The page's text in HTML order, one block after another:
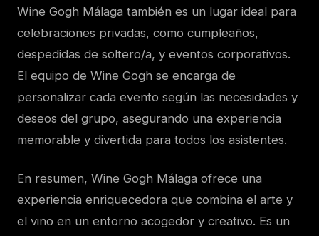
Wine Gogh Málaga también es un lugar ideal para
celebraciones privadas, como cumpleaños,
despedidas de soltero/a, y eventos corporativos.
El equipo de Wine Gogh se encarga de
personalizar cada evento según las necesidades y
deseos del grupo, asegurando una experiencia
memorable y divertida para todos los asistentes.
En resumen, Wine Gogh Málaga ofrece una
experiencia enriquecedora que combina el arte y
el vino en un entorno acogedor y creativo. Es un